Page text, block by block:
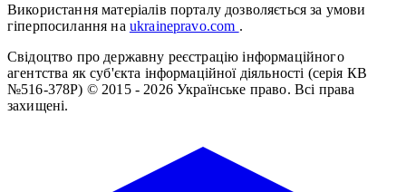
Використання матеріалів порталу дозволяється за умови
гіперпосилання на ukrainepravo.com .
Свідоцтво про державну реєстрацію інформаційного
агентства як суб'єкта інформаційної діяльності (серія КВ
№516-378Р) © 2015 - 2026 Українське право. Всі права
захищені.